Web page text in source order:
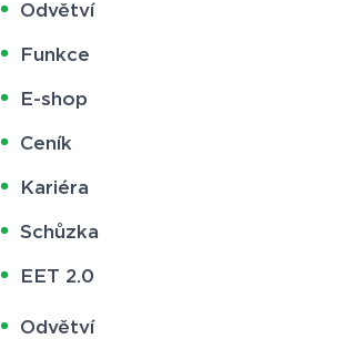
Odvětví
Funkce
E-shop
Ceník
Kariéra
Schůzka
EET 2.0
Odvětví